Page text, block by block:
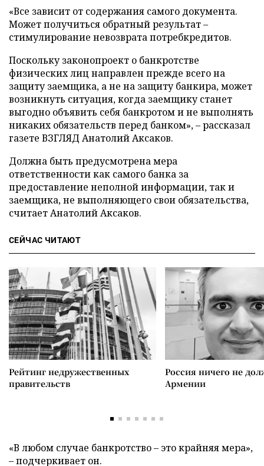
«Все зависит от содержания самого документа.
Может получиться обратный результат –
стимулирование невозврата потребкредитов.
Поскольку законопроект о банкротстве
физических лиц направлен прежде всего на
защиту заемщика, а не на защиту банкира, может
возникнуть ситуация, когда заемщику станет
выгодно объявить себя банкротом и не выполнять
никаких обязательств перед банком», – рассказал
газете ВЗГЛЯД Анатолий Аксаков.
Должна быть предусмотрена мера
ответственности как самого банка за
предоставление неполной информации, так и
заемщика, не выполняющего свои обязательства,
считает Анатолий Аксаков.
СЕЙЧАС ЧИТАЮТ
Рейтинг недружественных
правительств
Россия ничего не
Армении
«В любом случае банкротство – это крайняя мера»,
– подчеркивает он.